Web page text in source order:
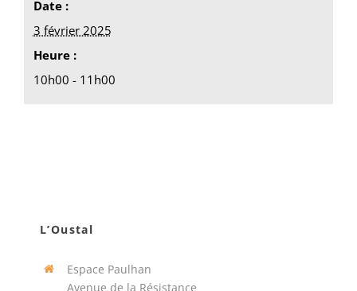
Date :
3 février 2025
Heure :
10h00 - 11h00
L’Oustal
Espace Paulhan
Avenue de la Résistance